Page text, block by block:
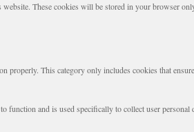
These cookies will be stored in your browser
properly. This category only includes cookies that
and is used specifically to collect user